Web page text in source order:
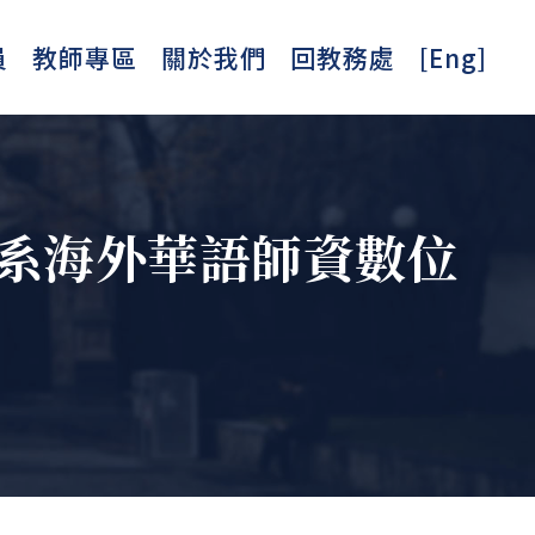
教師專區 關於我們 回教務處 [Eng]
海外華語師資數位